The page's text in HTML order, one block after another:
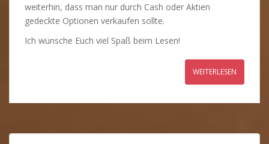
weiterhin, dass man nur durch Cash oder Aktien
gedeckte Optionen verkaufen sollte.
Ich wünsche Euch viel Spaß beim Lesen!
WEITERLESEN